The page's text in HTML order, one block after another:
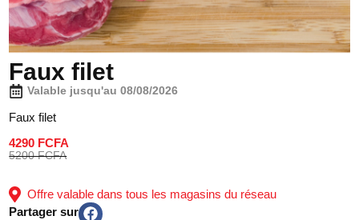
Faux filet
Valable jusqu'au 08/08/2026
Faux filet
4290 FCFA
5200 FCFA
Offre valable dans tous les magasins du réseau
Partager sur